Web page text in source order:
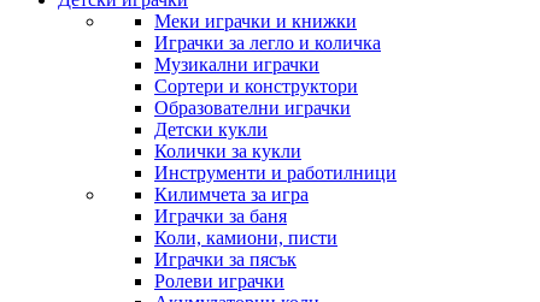
Меки играчки и книжки
Играчки за легло и количка
Музикални играчки
Сортери и конструктори
Образователни играчки
Детски кукли
Колички за кукли
Инструменти и работилници
Килимчета за игра
Играчки за баня
Коли, камиони, писти
Играчки за пясък
Ролеви играчки